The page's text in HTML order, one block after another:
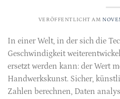
VERÖFFENTLICHT AM
In einer Welt, in der sich die
Geschwindigkeit
ersetzt werden kann: der Wert
Handwerkskunst. Sicher,
Zahlen berechnen, Daten